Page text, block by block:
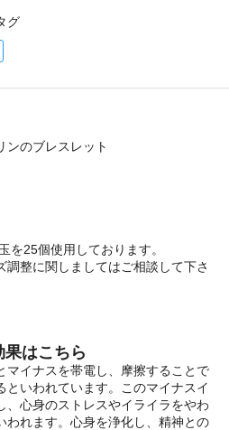
グ
ンのブレスレット
を25個使用しております。
調整に関しましてはご相談して下さ
果はこちら
マイナスを帯電し、摩擦することで
といわれています。このマイナスイ
、心身のストレスやイライラをやわ
われます。心身を浄化し、精神との